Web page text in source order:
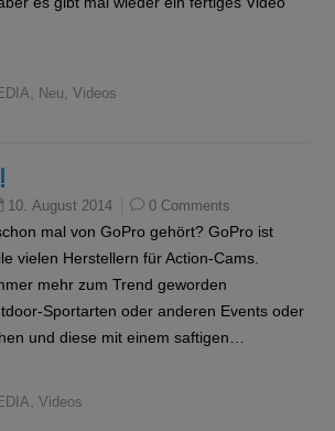
Neu ,Videos
10. August 2014 0 Comments
mal von GoPro gehört? GoPro ist
vielen Herstellern für Action-Cams.
mehr zum Trend geworden
Sportarten oder anderen Events oder
und diese mit einem saftigen…
,Videos